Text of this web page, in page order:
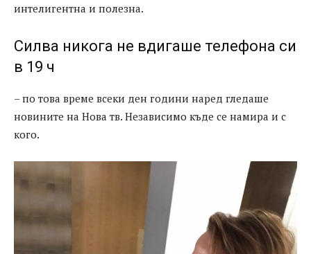
интелигентна и полезна.
Силва никога не вдигаше телефона си
в 19 ч
– по това време всеки ден години наред гледаше
новините на Нова тв. Независимо къде се намира и с
кого.